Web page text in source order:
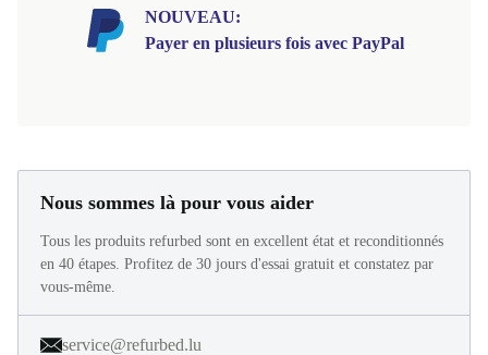
NOUVEAU:
Payer en plusieurs fois avec PayPal
Nous sommes là pour vous aider
Tous les produits refurbed sont en excellent état et reconditionnés
en 40 étapes. Profitez de 30 jours d'essai gratuit et constatez par
vous-même.
service@refurbed.lu